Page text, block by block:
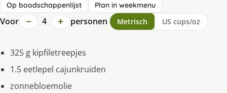
Op boodschappenlijst Plan in weekmenu
Voor − 4 + personen Metrisch US cups/oz
325 g kipfiletreepjes
1.5 eetlepel cajunkruiden
zonnebloemolie